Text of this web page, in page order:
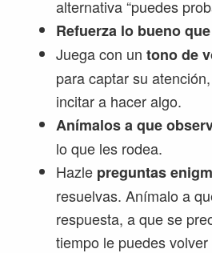
alternativa “puedes
Refuerza lo bueno
Juega con un tono de
para captar su
incitar a hacer algo.
Anímalos a que
lo que les rodea.
Hazle preguntas
resuelvas. Anímalo a
respuesta, a que se
tiempo le puedes